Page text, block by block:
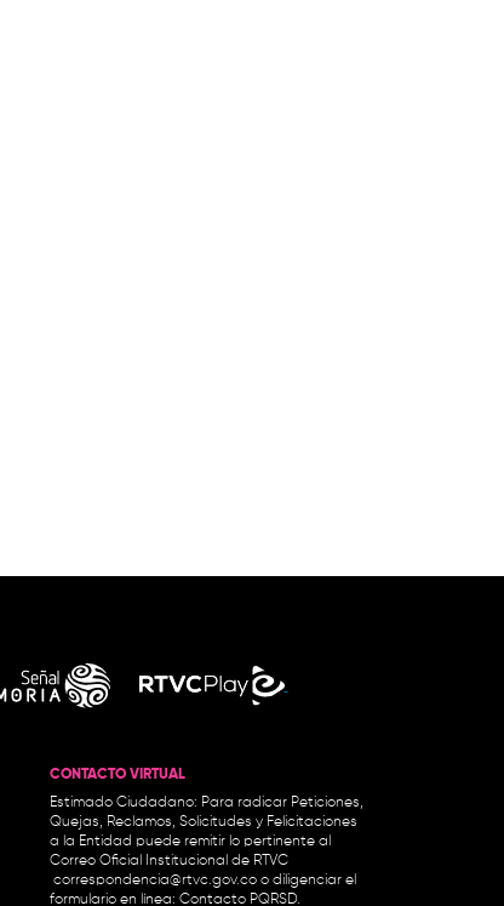
CONTACTO VIRTUAL
Estimado Ciudadano: Para radicar Peticiones,
Quejas, Reclamos, Solicitudes y Felicitaciones
a la Entidad puede remitir lo pertinente al
Correo Oficial Institucional de RTVC
correspondencia@rtvc.gov.co o diligenciar el
formulario en línea: Contacto PQRSD.